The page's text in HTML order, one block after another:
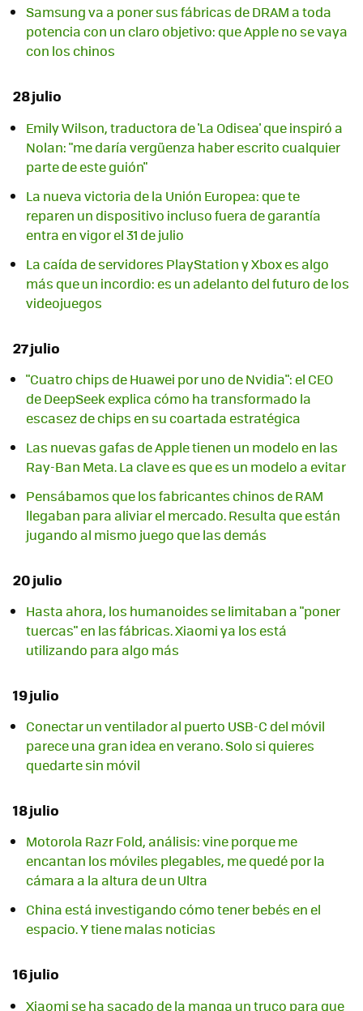
Samsung va a poner sus fábricas de DRAM a toda
potencia con un claro objetivo: que Apple no se vaya
con los chinos
28 julio
Emily Wilson, traductora de 'La Odisea' que inspiró a
Nolan: "me daría vergüenza haber escrito cualquier
parte de este guión"
La nueva victoria de la Unión Europea: que te
reparen un dispositivo incluso fuera de garantía
entra en vigor el 31 de julio
La caída de servidores PlayStation y Xbox es algo
más que un incordio: es un adelanto del futuro de los
videojuegos
27 julio
"Cuatro chips de Huawei por uno de Nvidia": el CEO
de DeepSeek explica cómo ha transformado la
escasez de chips en su coartada estratégica
Las nuevas gafas de Apple tienen un modelo en las
Ray-Ban Meta. La clave es que es un modelo a evitar
Pensábamos que los fabricantes chinos de RAM
llegaban para aliviar el mercado. Resulta que están
jugando al mismo juego que las demás
20 julio
Hasta ahora, los humanoides se limitaban a "poner
tuercas" en las fábricas. Xiaomi ya los está
utilizando para algo más
19 julio
Conectar un ventilador al puerto USB-C del móvil
parece una gran idea en verano. Solo si quieres
quedarte sin móvil
18 julio
Motorola Razr Fold, análisis: vine porque me
encantan los móviles plegables, me quedé por la
cámara a la altura de un Ultra
China está investigando cómo tener bebés en el
espacio. Y tiene malas noticias
16 julio
Xiaomi se ha sacado de la manga un truco para que